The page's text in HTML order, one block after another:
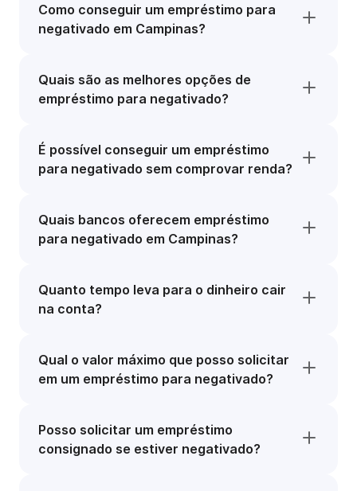
Como conseguir um empréstimo para
negativado em Campinas?
Quais são as melhores opções de
empréstimo para negativado?
É possível conseguir um empréstimo
para negativado sem comprovar renda?
Quais bancos oferecem empréstimo
para negativado em Campinas?
Quanto tempo leva para o dinheiro cair
na conta?
Qual o valor máximo que posso solicitar
em um empréstimo para negativado?
Posso solicitar um empréstimo
consignado se estiver negativado?